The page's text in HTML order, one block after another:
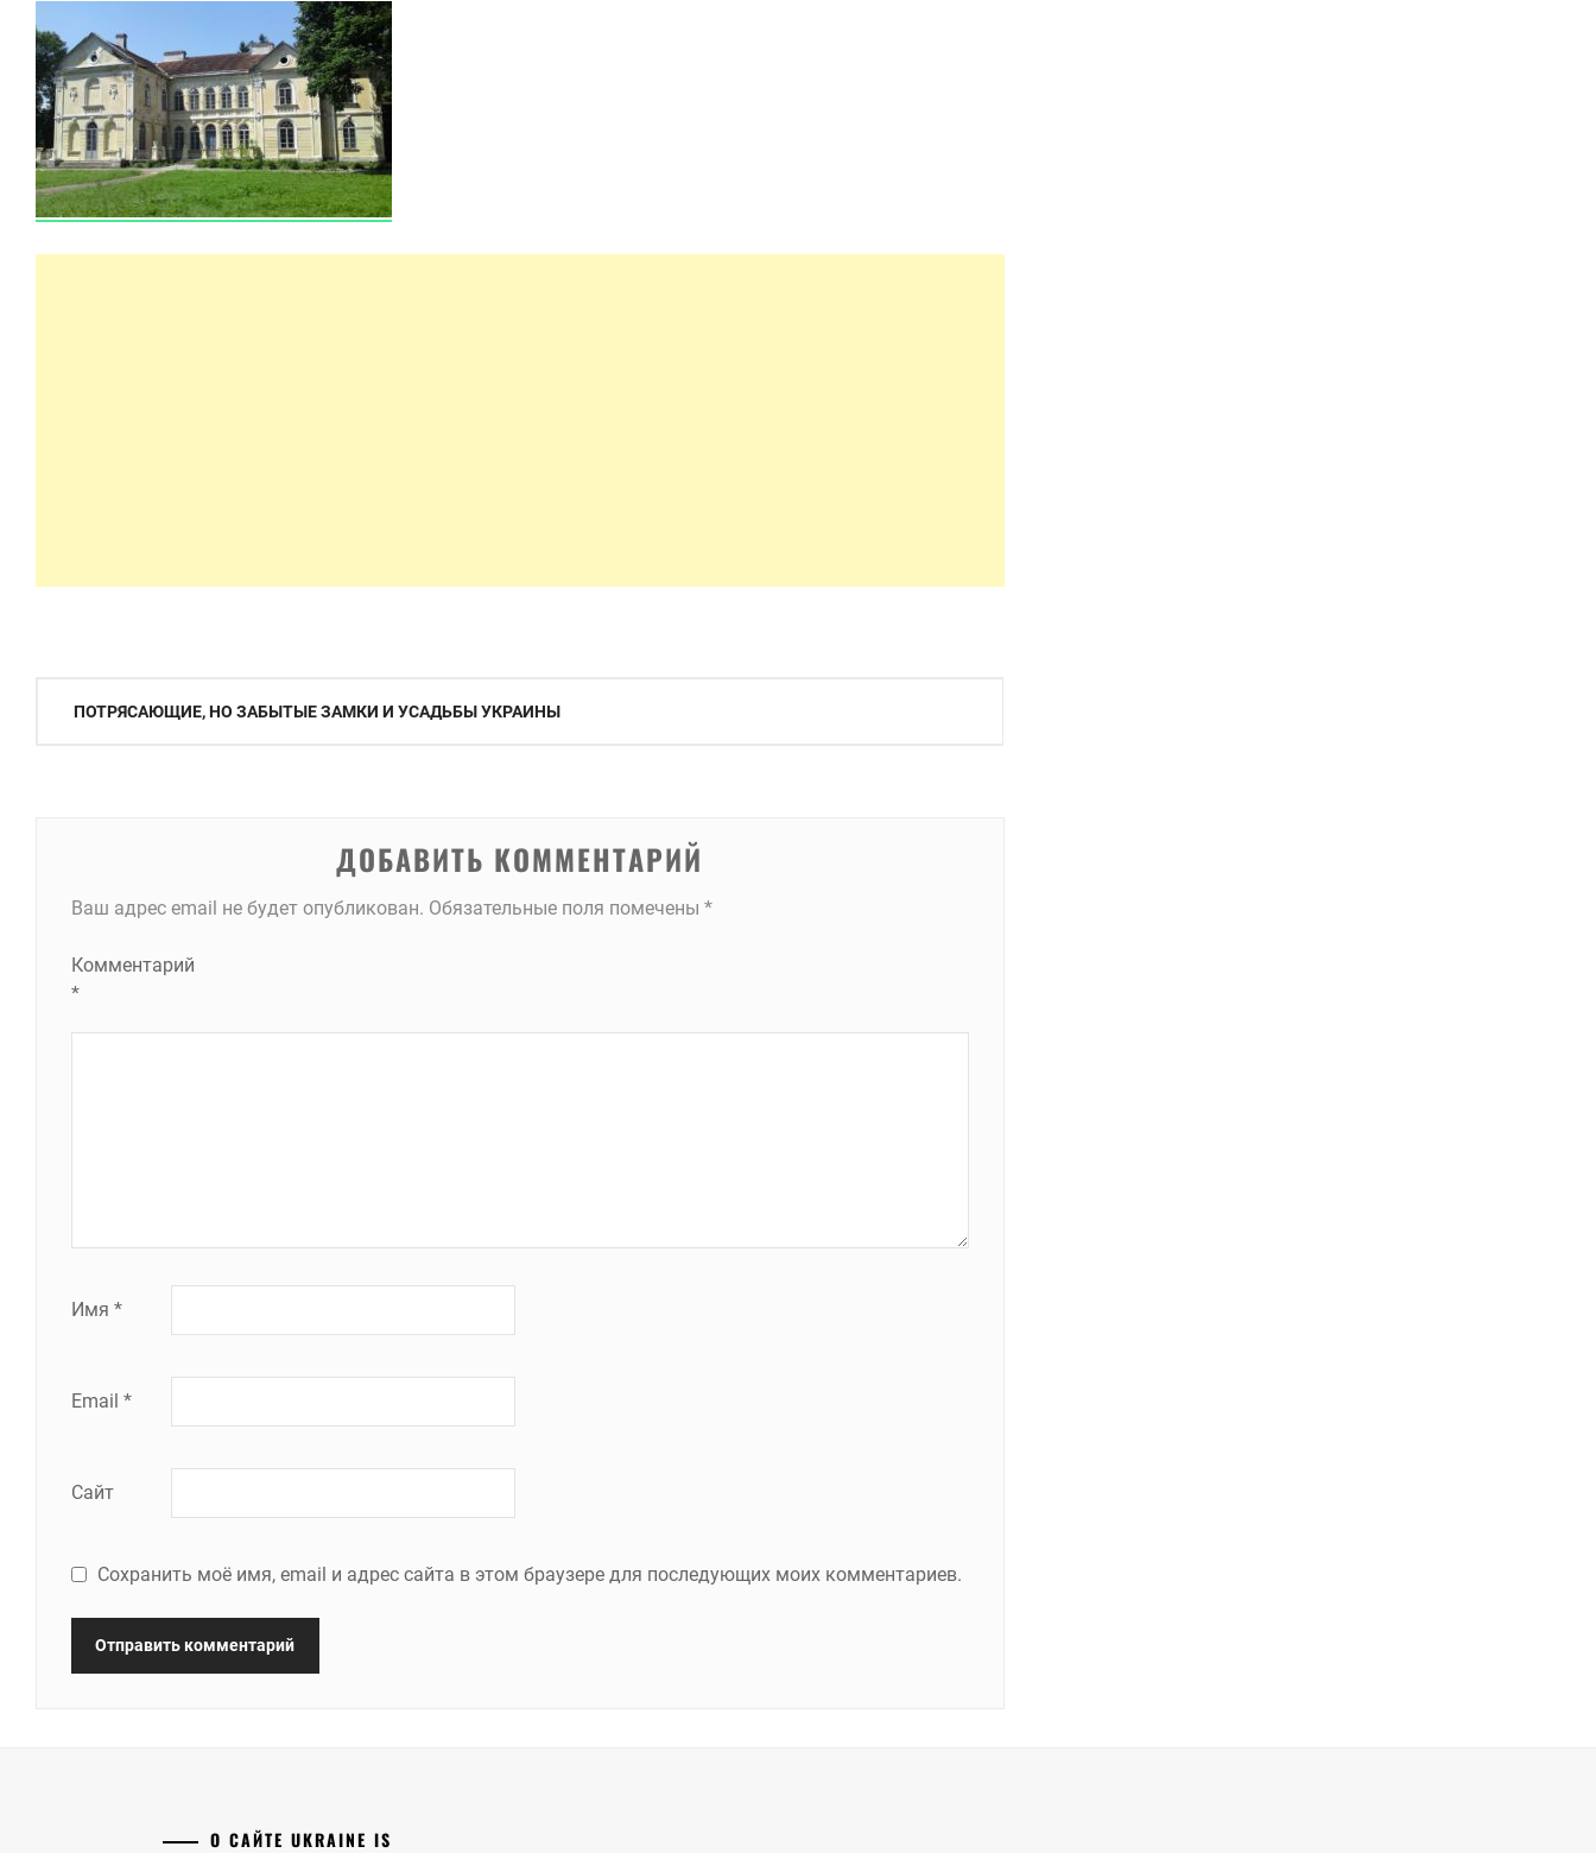
Навигация
ПОТРЯСАЮЩИЕ, НО ЗАБЫТЫЕ ЗАМКИ И УСАДЬБЫ УКРАИНЫ
ДОБАВИТЬ КОММЕНТАРИЙ
Ваш адрес email не будет опубликован. Обязательные поля помечены *
Комментарий
*
Имя *
Email *
Сайт
Сохранить моё имя, email и адрес сайта в этом браузере для последующих моих комментариев.
О САЙТЕ UKRAINE IS